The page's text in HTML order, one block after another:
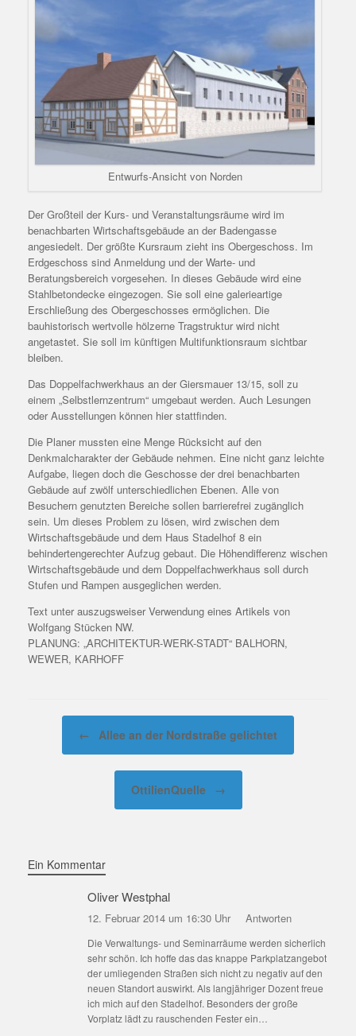
Entwurfs-Ansicht von Norden
Der Großteil der Kurs- und Veranstaltungsräume wird im
benachbarten Wirtschaftsgebäude an der Badengasse
angesiedelt. Der größte Kursraum zieht ins Obergeschoss. Im
Erdgeschoss sind Anmeldung und der Warte- und
Beratungsbereich vorgesehen. In dieses Gebäude wird eine
Stahlbetondecke eingezogen. Sie soll eine galerieartige
Erschließung des Obergeschosses ermöglichen. Die
bauhistorisch wertvolle hölzerne Tragstruktur wird nicht
angetastet. Sie soll im künftigen Multifunktionsraum sichtbar
bleiben.
Das Doppelfachwerkhaus an der Giersmauer 13/15, soll zu
einem „Selbstlernzentrum“ umgebaut werden. Auch Lesungen
oder Ausstellungen können hier stattfinden.
Die Planer mussten eine Menge Rücksicht auf den
Denkmalcharakter der Gebäude nehmen. Eine nicht ganz leichte
Aufgabe, liegen doch die Geschosse der drei benachbarten
Gebäude auf zwölf unterschiedlichen Ebenen. Alle von
Besuchern genutzten Bereiche sollen barrierefrei zugänglich
sein. Um dieses Problem zu lösen, wird zwischen dem
Wirtschaftsgebäude und dem Haus Stadelhof 8 ein
behindertengerechter Aufzug gebaut. Die Höhendifferenz wischen
Wirtschaftsgebäude und dem Doppelfachwerkhaus soll durch
Stufen und Rampen ausgeglichen werden.
Text unter auszugsweiser Verwendung eines Artikels von
Wolfgang Stücken NW.
PLANUNG: „ARCHITEKTUR-WERK-STADT“ BALHORN,
WEWER, KARHOFF
← Allee an der Nordstraße gelichtet
OttilienQuelle →
Ein Kommentar
Oliver Westphal
12. Februar 2014 um 16:30 Uhr Antworten
Die Verwaltungs- und Seminarräume werden sicherlich
sehr schön. Ich hoffe das das knappe Parkplatzangebot
der umliegenden Straßen sich nicht zu negativ auf den
neuen Standort auswirkt. Als langjähriger Dozent freue
ich mich auf den Stadelhof. Besonders der große
Vorplatz lädt zu rauschenden Fester ein…